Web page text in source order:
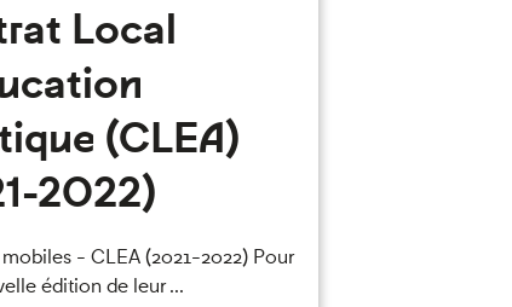
Local
(CLEA)
2022)
- CLEA (2021-2022) Pour
édition de leur ...